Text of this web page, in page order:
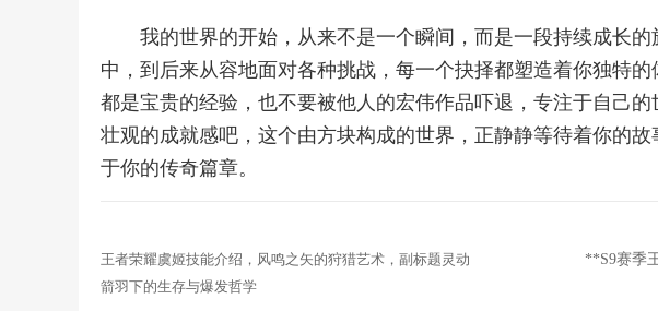
我的世界的开始，从来不是一个瞬间，而是一段持续成长
中，到后来从容地面对各种挑战，每一个抉择都塑造着你独特
都是宝贵的经验，也不要被他人的宏伟作品吓退，专注于自己
壮观的成就感吧，这个由方块构成的世界，正静静等待着你的
于你的传奇篇章。
王者荣耀虞姬技能介绍，风鸣之矢的狩猎艺术，副标题灵动
箭羽下的生存与爆发哲学
**S9赛季